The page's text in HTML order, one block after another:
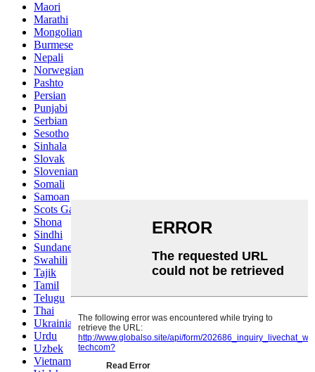
Maori
Marathi
Mongolian
Burmese
Nepali
Norwegian
Pashto
Persian
Punjabi
Serbian
Sesotho
Sinhala
Slovak
Slovenian
Somali
Samoan
Scots Gaelic
Shona
Sindhi
Sundanese
Swahili
Tajik
Tamil
Telugu
Thai
Ukrainian
Urdu
Uzbek
Vietnamese